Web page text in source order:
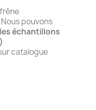
pouvons
échantillons
catalogue